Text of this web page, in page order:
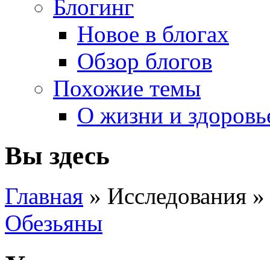
Блогинг
Новое в блогах
Обзор блогов
Похожие темы
О жизни и
Вы здесь
Главная » Исследования »
Обезьяны